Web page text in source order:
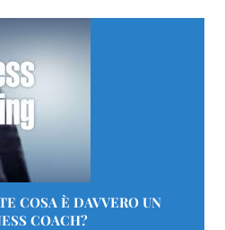
COSA È DAVVERO UN
COACH?